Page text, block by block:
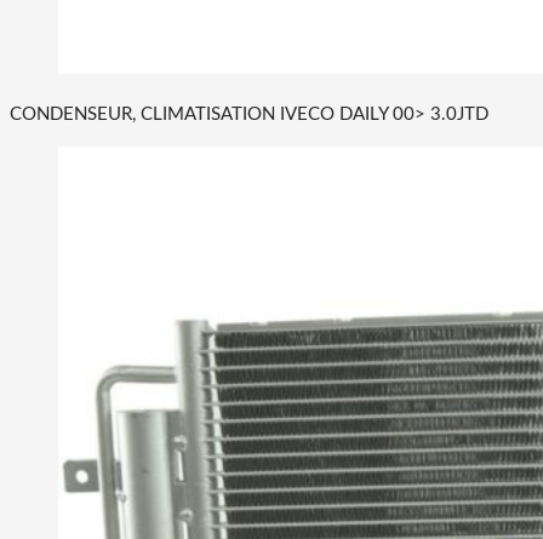
CONDENSEUR, CLIMATISATION IVECO DAILY 00> 3.0JTD